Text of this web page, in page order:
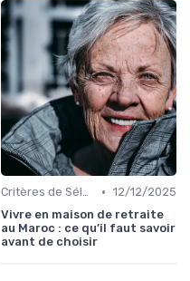
Critères de Sélection • 12/12/2025
Vivre en maison de retraite
au Maroc : ce qu’il faut savoir
avant de choisir